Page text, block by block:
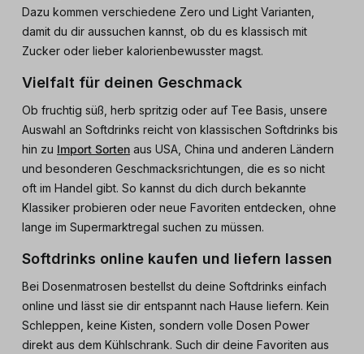
Dazu kommen verschiedene Zero und Light Varianten,
damit du dir aussuchen kannst, ob du es klassisch mit
Zucker oder lieber kalorienbewusster magst.
Vielfalt für deinen Geschmack
Ob fruchtig süß, herb spritzig oder auf Tee Basis, unsere
Auswahl an Softdrinks reicht von klassischen Softdrinks bis
hin zu Import Sorten aus USA, China und anderen Ländern
und besonderen Geschmacksrichtungen, die es so nicht
oft im Handel gibt. So kannst du dich durch bekannte
Klassiker probieren oder neue Favoriten entdecken, ohne
lange im Supermarktregal suchen zu müssen.
Softdrinks online kaufen und liefern lassen
Bei Dosenmatrosen bestellst du deine Softdrinks einfach
online und lässt sie dir entspannt nach Hause liefern. Kein
Schleppen, keine Kisten, sondern volle Dosen Power
direkt aus dem Kühlschrank. Such dir deine Favoriten aus